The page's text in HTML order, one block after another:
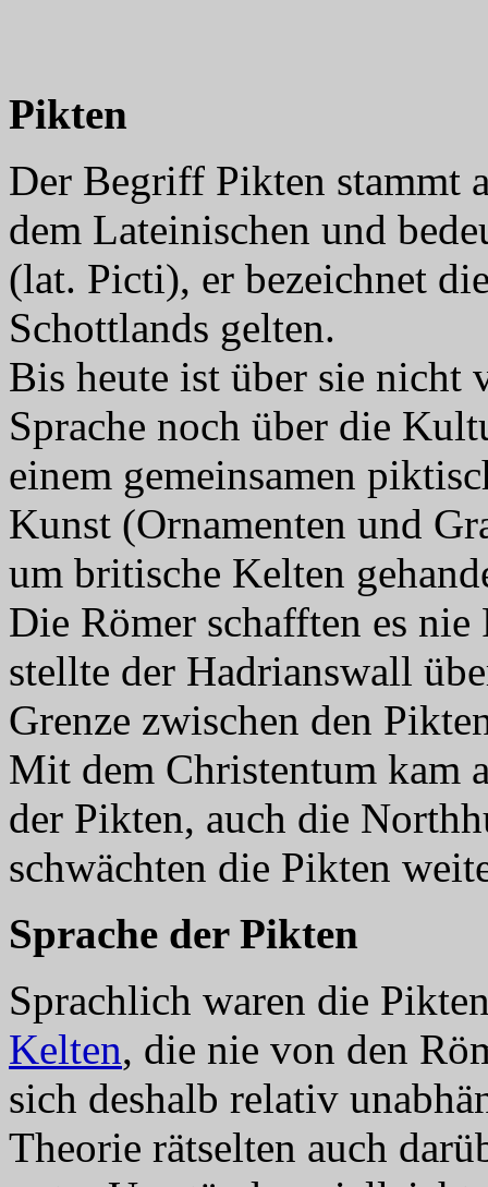
Pikten
Der Begriff Pikten stammt
dem Lateinischen und
(lat. Picti), er bezeichnet
Schottlands gelten.
Bis heute ist über sie nicht
Sprache noch über die
einem gemeinsamen
Kunst (Ornamenten und
um britische Kelten
Die Römer schafften es
stellte der Hadrianswall
Grenze zwischen den
Mit dem Christentum kam
der Pikten, auch die
schwächten die Pikten
Sprache der Pikten
Sprachlich waren die
Kelten, die nie von den
sich deshalb relativ
Theorie rätselten auch